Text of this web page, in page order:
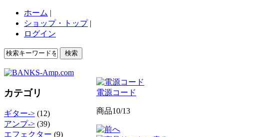
ホーム |
ショップ・トップ|
ログイン
カテゴリ
ギター-> (12)
アンプ-> (39)
エフェクター (9)
電源コード
商品10/13